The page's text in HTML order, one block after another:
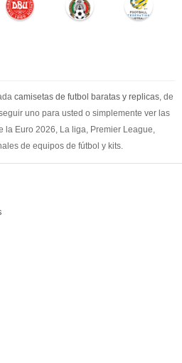
camisetas de futbol baratas y replicas, de
uno para usted o simplemente ver las
la Euro 2026, La liga, Premier League,
de equipos de fútbol y kits.
en la tienda deportiva más grande de
las camisetas del club de fútbol, ​​kits
los precios más bajos!
a partir de €17.6. Diseños de fútbol